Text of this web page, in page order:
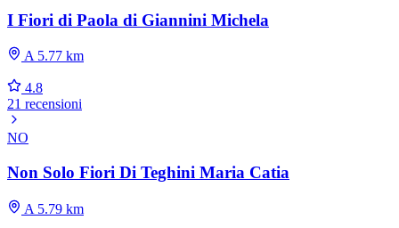
I Fiori di Paola di Giannini Michela
A 5.77 km
4.8
21 recensioni
NO
Non Solo Fiori Di Teghini Maria Catia
A 5.79 km